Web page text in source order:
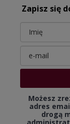
Zapisz się
Możesz
adres
drogą